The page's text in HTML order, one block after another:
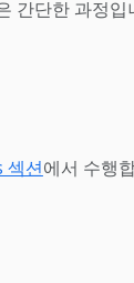
간단한 과정입
섹션에서 수행